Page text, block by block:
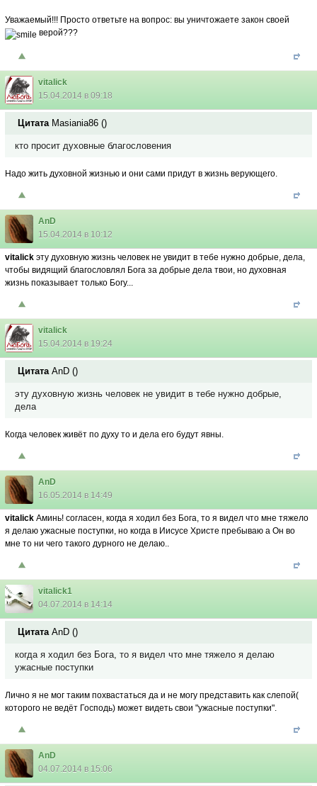
Уважаемый!!! Просто ответьте на вопрос: вы уничтожаете закон своей
верой???
vitalick
15.04.2014 в 09:18
Цитата Masiania86 ()
кто просит духовные благословения
Надо жить духовной жизнью и они сами придут в жизнь верующего.
AnD
15.04.2014 в 10:12
vitalick эту духовную жизнь человек не увидит в тебе нужно добрые, дела,
чтобы видящий благословлял Бога за добрые дела твои, но духовная
жизнь показывает только Богу...
vitalick
15.04.2014 в 19:24
Цитата AnD ()
эту духовную жизнь человек не увидит в тебе нужно добрые,
дела
Когда человек живёт по духу то и дела его будут явны.
AnD
16.05.2014 в 14:49
vitalick Аминь! согласен, когда я ходил без Бога, то я видел что мне тяжело
я делаю ужасные поступки, но когда в Иисусе Христе пребываю а Он во
мне то ни чего такого дурного не делаю..
vitalick1
04.07.2014 в 14:14
Цитата AnD ()
когда я ходил без Бога, то я видел что мне тяжело я делаю
ужасные поступки
Лично я не мог таким похвастаться да и не могу представить как слепой(
которого не ведёт Господь) может видеть свои "ужасные поступки".
AnD
04.07.2014 в 15:06